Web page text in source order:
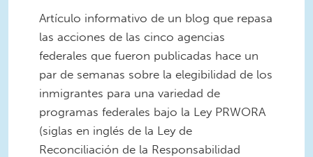
Artículo informativo de un blog que repasa
las acciones de las cinco agencias
federales que fueron publicadas hace un
par de semanas sobre la elegibilidad de los
inmigrantes para una variedad de
programas federales bajo la Ley PRWORA
(siglas en inglés de la Ley de
Reconciliación de la Responsabilidad